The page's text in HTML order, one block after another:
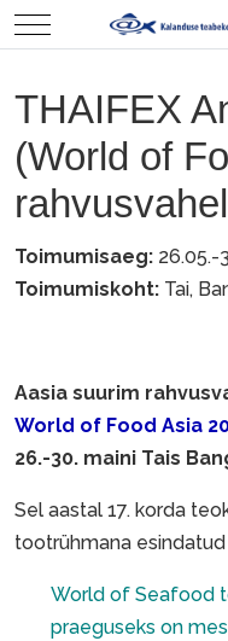
Mobile Menu Toggle
THAIFEX
(World of
Toimumisaeg: 26.05.-
Toimumiskoht: Tai,
Aasia suurim
World of Food Asia
26.-30. maini Tais
Sel aastal 17. korda
tootrühmana
World of Seafood
praeguseks on